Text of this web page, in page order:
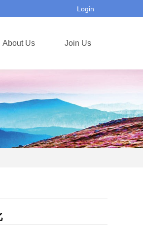
Login
About Us Join Us